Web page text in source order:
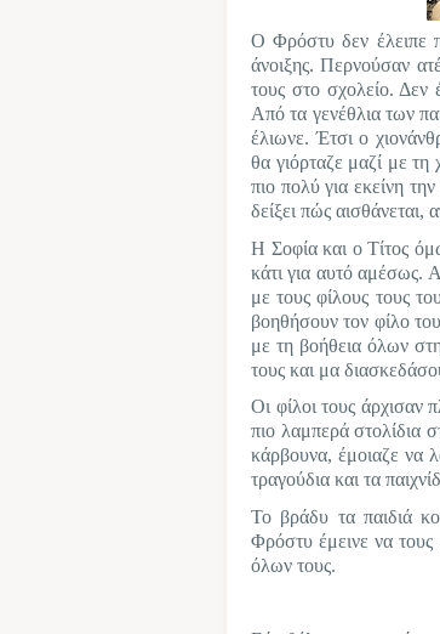
Ο Φρόστυ δεν έλειπε
άνοιξης. Περνούσαν
τους στο σχολείο. Δεν
Από τα γενέθλια των
έλιωνε. Έτσι ο
θα γιόρταζε μαζί με
πιο πολύ για εκείνη
δείξει πώς
Η Σοφία και ο Τίτος
κάτι για αυτό αμέσως.
με τους φίλους τους
βοηθήσουν τον φίλο
με τη βοήθεια όλων
τους και μα
Οι φίλοι τους άρχισαν
πιο λαμπερά στολίδια
κάρβουνα, έμοιαζε να
τραγούδια και τα
Το βράδυ τα παιδιά
Φρόστυ έμεινε να
όλων τους.